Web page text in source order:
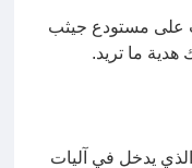
على مستودع جيثب
ما تريد.
يدخل في آليات